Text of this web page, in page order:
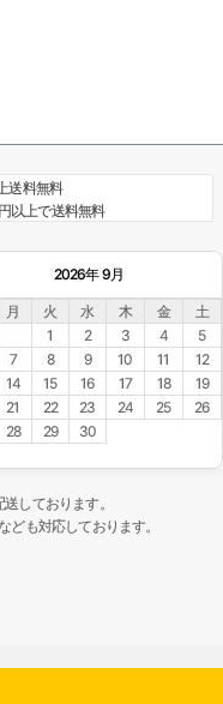
送料無料
以上で送料無料
2026年 9月
月 火 水 木 金
土
1
2 3 4
5
7 8 9 10 11
12
14 15 16 17 18
19
21 22 23 24 25
26
28 29 30
しております。
ども対応しております。